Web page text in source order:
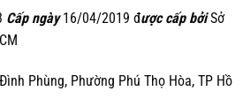
Cấp ngày16/04/2019 được cấp bởiSở
Phùng, Phường Phú Thọ Hòa, TP Hồ